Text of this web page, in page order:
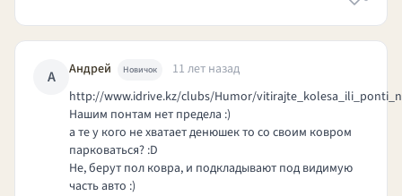
А Андрей Новичок
11 лет назад
http://www.idrive.kz/clubs/Humor/
Нашим понтам нет предела :)
а те у кого не хватает денюшек то со своим ковром
парковаться? :D
Не, берут пол ковра, и подкладывают под видимую
часть авто :)